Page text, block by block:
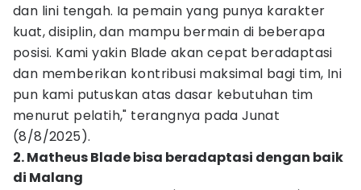
dan lini tengah. Ia pemain yang punya karakter
kuat, disiplin, dan mampu bermain di beberapa
posisi. Kami yakin Blade akan cepat beradaptasi
dan memberikan kontribusi maksimal bagi tim, Ini
pun kami putuskan atas dasar kebutuhan tim
menurut pelatih," terangnya pada Junat
(8/8/2025).
2. Matheus Blade bisa beradaptasi dengan baik
di Malang